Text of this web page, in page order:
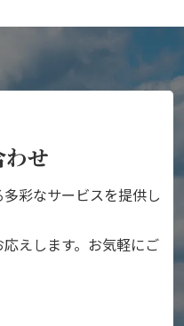
せ
彩なサービスを提供し
えします。お気軽にご